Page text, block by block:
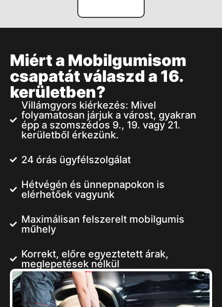
Miért a Mobilgumisom
csapatát válaszd a 16.
kerületben?
Villámgyors kiérkezés: Mivel
folyamatosan járjuk a várost, gyakran
épp a szomszédos 9., 19. vagy 21.
kerületből érkezünk.
24 órás ügyfélszolgálat
Hétvégén és ünnepnapokon is
elérhetőek vagyunk
Maximálisan felszerelt mobilgumis
műhely
Korrekt, előre egyeztetett árak,
meglepetések nélkül